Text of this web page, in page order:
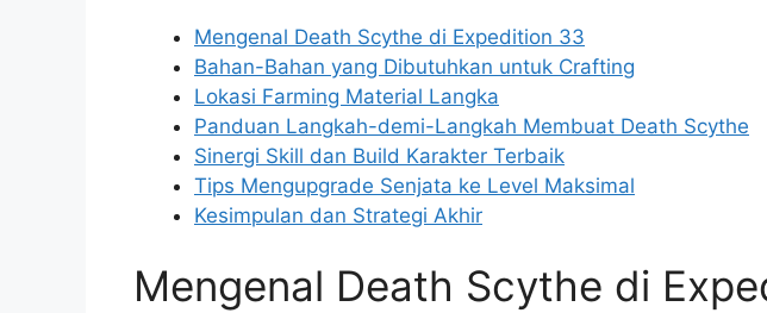
Mengenal Death Scythe di Expedition 33
Bahan-Bahan yang Dibutuhkan untuk Crafting
Lokasi Farming Material Langka
Panduan Langkah-demi-Langkah Membuat Death Scythe
Sinergi Skill dan Build Karakter Terbaik
Tips Mengupgrade Senjata ke Level Maksimal
Kesimpulan dan Strategi Akhir
Mengenal Death Scythe di